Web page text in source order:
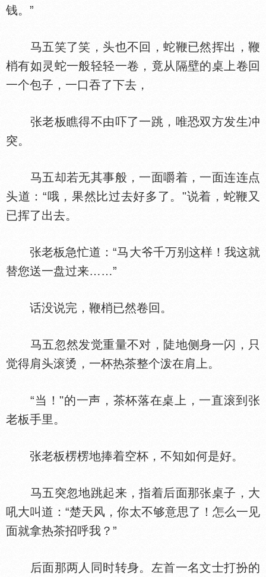
钱。”
马五笑了笑，头也不回，蛇鞭已然挥出，鞭
梢有如灵蛇一般轻轻一卷，竟从隔壁的桌上卷回
一个包子，一口吞了下去，
张老板瞧得不由吓了一跳，唯恐双方发生冲
突。
马五却若无其事般，一面嚼着，一面连连点
头道：“哦，果然比过去好多了。"说着，蛇鞭又
已挥了出去。
张老板急忙道：“马大爷千万别这样！我这就
替您送一盘过来……”
话没说完，鞭梢已然卷回。
马五忽然发觉重量不对，陡地侧身一闪，只
觉得肩头滚烫，一杯热茶整个泼在肩上。
“当！"的一声，茶杯落在桌上，一直滚到张
老板手里。
张老板楞楞地捧着空杯，不知如何是好。
马五突忽地跳起来，指着后面那张桌子，大
吼大叫道：“楚天风，你太不够意思了！怎么一见
面就拿热茶招呼我？”
后面那两人同时转身。左首一名文士打扮的